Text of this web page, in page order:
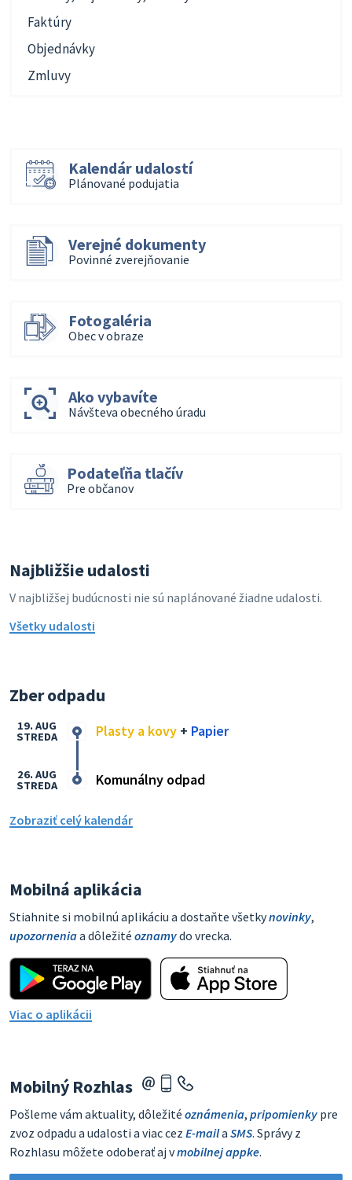
Faktúry
Objednávky
Zmluvy
Kalendár udalostí
Plánované podujatia
Verejné dokumenty
Povinné zverejňovanie
Fotogaléria
Obec v obraze
Ako vybavíte
Návšteva obecného úradu
Podateľňa tlačív
Pre občanov
Najbližšie udalosti
V najbližšej budúcnosti nie sú naplánované žiadne udalosti.
Všetky udalosti
Zber odpadu
Plasty a kovy + Papier
19. AUG
STREDA
Komunálny odpad
26. AUG
STREDA
Zobraziť celý kalendár
Mobilná aplikácia
Stiahnite si mobilnú aplikáciu a dostaňte všetkynovinky,
upozorneniaa dôležité oznamydo vrecka.
Viac o aplikácii
Mobilný Rozhlas
Pošleme vám aktuality, dôležité oznámenia, pripomienky pre
zvoz odpadu a udalosti a viac cez E-maila SMS. Správy z
Rozhlasu môžete odoberať aj vmobilnej appke.